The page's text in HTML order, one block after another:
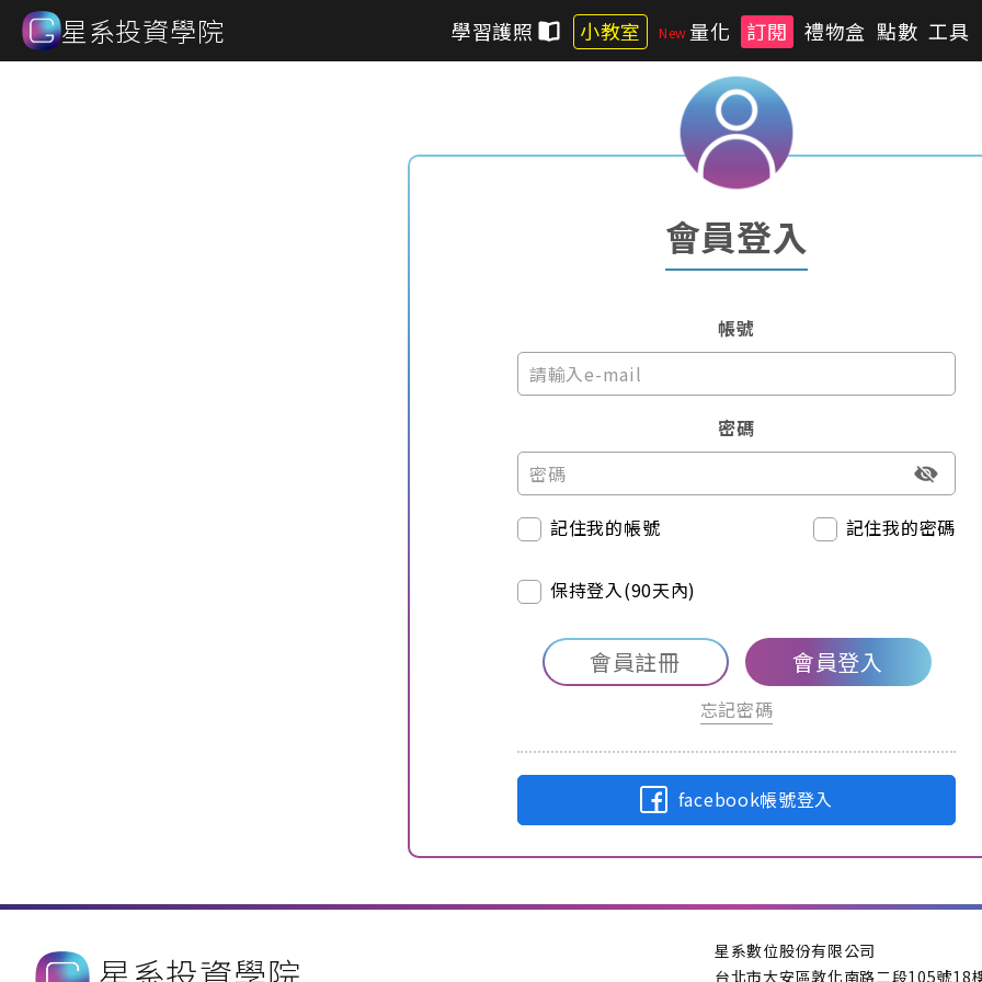
星系投資學院 學習護照 小教室 量化 訂閱 禮物盒 點數 工具
會員登入
帳號
密碼
記住我的帳號 記住我的密碼
保持登入(90天內)
會員註冊 會員登入
忘記密碼
facebook帳號登入
星系數位股份有限公司
台北市大安區敦化南路二段105號18